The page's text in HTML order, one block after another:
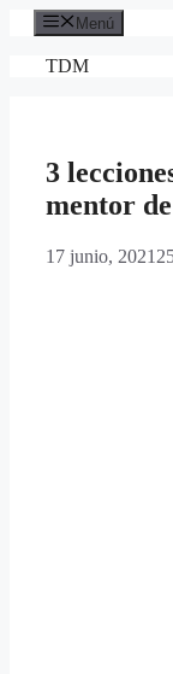
Saltar
contenido
Menú
TDM
3
mentor
17 junio, 2021